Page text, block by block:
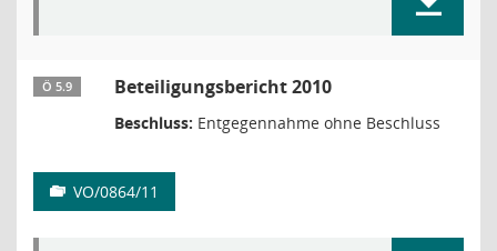
Ö 5.9 Beteiligungsbericht 2010
Beschluss: Entgegennahme ohne Beschluss
VO/0864/11